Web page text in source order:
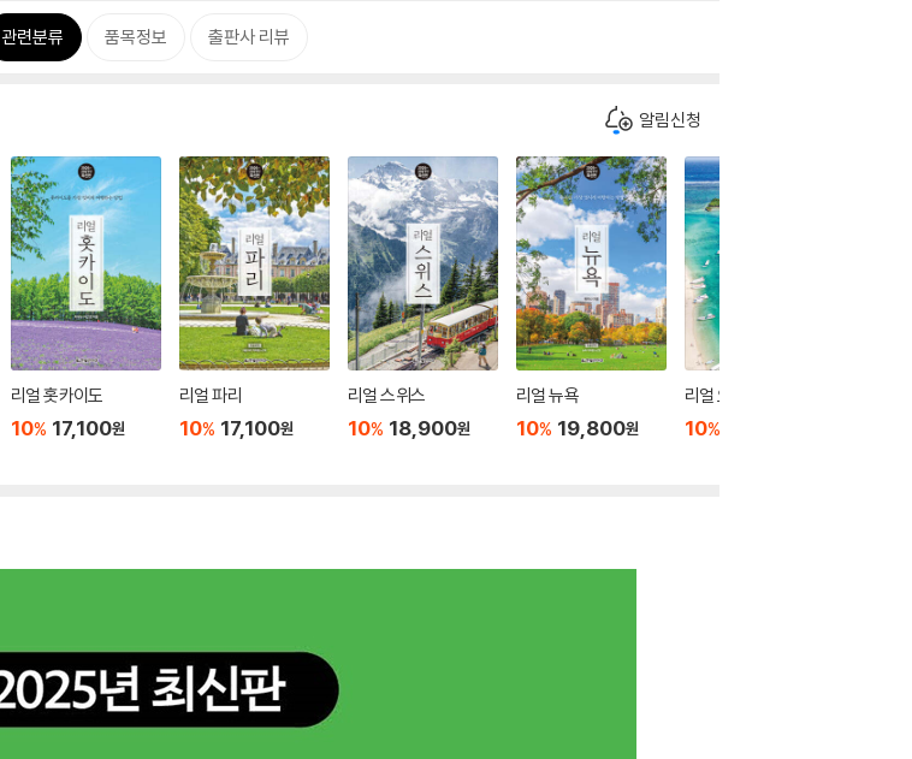
관련분류 품목정보 출판사 리뷰
알림신청
리얼 홋카이도
10% 17,100원
리얼 파리
10% 17,100원
리얼 스위스
10% 18,900원
리얼 뉴욕
10% 19,800원
리얼 오키나와
10%